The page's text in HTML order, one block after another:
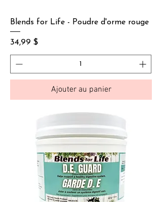
Blends for Life - Poudre d'orme rouge
Prix
34,99 $
Ajouter au panier